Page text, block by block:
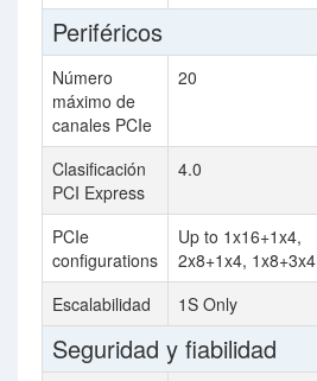
Periféricos
Número
máximo de
canales PCIe
20
Clasificación
PCI Express
4.0
PCIe
configurations
Up to 1x16+1x4,
2x8+1x4, 1x8+3x4
Escalabilidad
1S Only
Seguridad y fiabilidad